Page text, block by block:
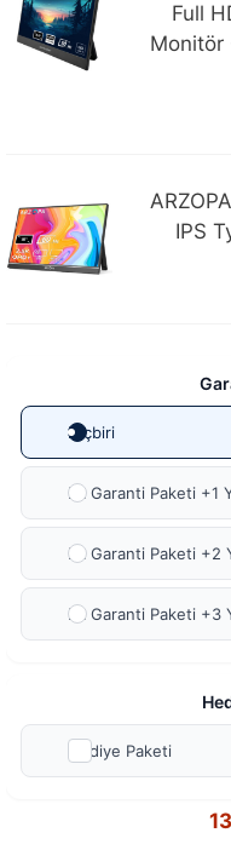
Full
Monitör
IPS
Hiçbiri
Ek Garanti Paketi +1
Ek Garanti Paketi +2
Ek Garanti Paketi +3
Hediye Paketi